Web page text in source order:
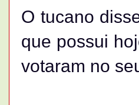
O tucano
que possui
votaram no